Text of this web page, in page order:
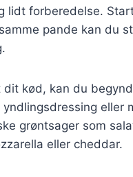
lidt forberedelse.
pande kan du
kød, kan du
grøntsager som
eller cheddar.